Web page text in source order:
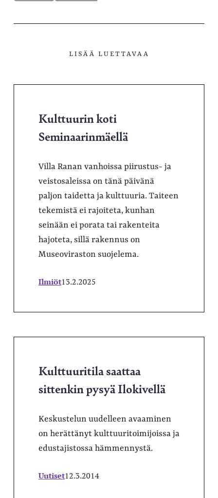
LISÄÄ LUETTAVAA
Kulttuurin koti
Seminaarinmäellä
Villa Ranan vanhoissa piirustus- ja
veistosaleissa on tänä päivänä
paljon taidetta ja kulttuuria. Taiteen
tekemistä ei rajoiteta, kunhan
seinään ei porata tai rakenteita
hajoteta, sillä rakennus on
Museoviraston suojelema.
Ilmiöt13.2.2025
Kulttuuritila saattaa
sittenkin pysyä Ilokivellä
Keskustelun uudelleen avaaminen
on herättänyt kulttuuritoimijoissa ja
edustajistossa hämmennystä.
Uutiset12.3.2014